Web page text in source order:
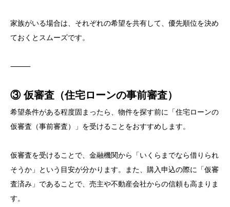
家族がいる場合は、それぞれの希望を共有して、優先順位を決め
ておくとスムーズです。
⸻
③ 仮審査（住宅ローンの事前審査）
希望条件がある程度固まったら、物件を探す前に「住宅ローンの
仮審査（事前審査）」を受けることをおすすめします。
仮審査を受けることで、金融機関から「いくらまでなら借りられ
そうか」という目安が分かります。また、購入申込の際に「仮審
査済み」であることで、売主や不動産会社からの信頼も高まりま
す。